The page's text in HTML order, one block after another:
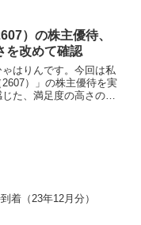
たのは… 一家ホールデ
）！...
）の株主優待、
を改めて確認
はりんです。今回は私
）」の株主優待を実
た、満足度の高さの理
着（23年12月分）